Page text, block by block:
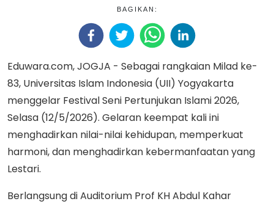
BAGIKAN:
Eduwara.com, JOGJA - Sebagai rangkaian Milad ke-
83, Universitas Islam Indonesia (UII) Yogyakarta
menggelar Festival Seni Pertunjukan Islami 2026,
Selasa (12/5/2026). Gelaran keempat kali ini
menghadirkan nilai-nilai kehidupan, memperkuat
harmoni, dan menghadirkan kebermanfaatan yang
Lestari.
Berlangsung di Auditorium Prof KH Abdul Kahar